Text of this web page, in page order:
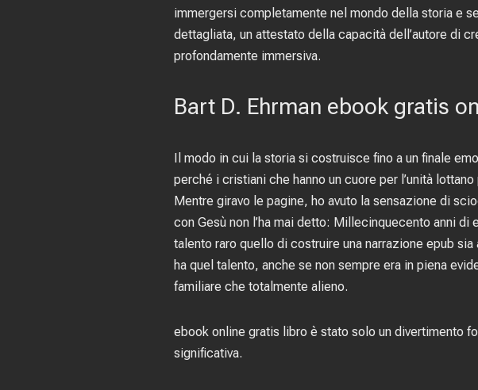
immergersi completamente nel mondo della storia e
dettagliata, un attestato della capacità dell’autore di
profondamente immersiva.
Bart D. Ehrman ebook gratis
Il modo in cui la storia si costruisce fino a un finale
perché i cristiani che hanno un cuore per l’unità
Mentre giravo le pagine, ho avuto la sensazione di
con Gesù non l’ha mai detto: Millecinquecento anni
talento raro quello di costruire una narrazione epub
ha quel talento, anche se non sempre era in piena
familiare che totalmente alieno.
ebook online gratis libro è stato solo un divertimento
significativa.